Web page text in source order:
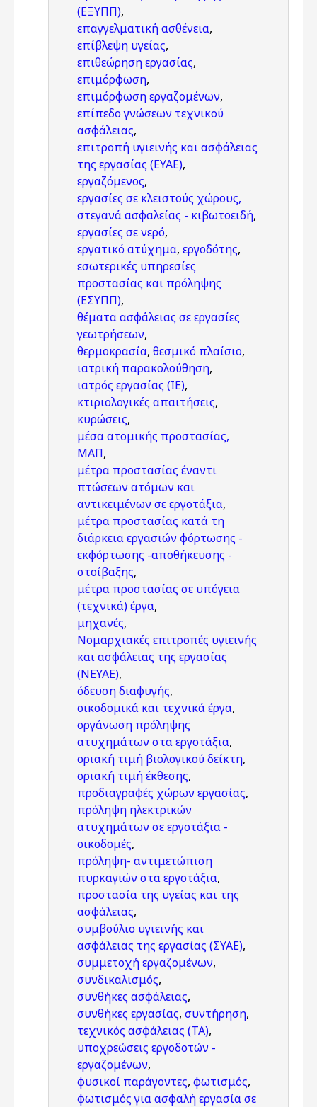
(ΕΞΥΠΠ),
επαγγελματική ασθένεια,
επίβλεψη υγείας,
επιθεώρηση εργασίας,
επιμόρφωση,
επιμόρφωση εργαζομένων,
επίπεδο γνώσεων τεχνικού
ασφάλειας,
επιτροπή υγιεινής και ασφάλειας
της εργασίας (ΕΥΑΕ),
εργαζόμενος,
εργασίες σε κλειστούς χώρους,
στεγανά ασφαλείας - κιβωτοειδή,
εργασίες σε νερό,
εργατικό ατύχημα, εργοδότης,
εσωτερικές υπηρεσίες
προστασίας και πρόληψης
(ΕΣΥΠΠ),
θέματα ασφάλειας σε εργασίες
γεωτρήσεων,
θερμοκρασία, θεσμικό πλαίσιο,
ιατρική παρακολούθηση,
ιατρός εργασίας (ΙΕ),
κτιριολογικές απαιτήσεις,
κυρώσεις,
μέσα ατομικής προστασίας,
ΜΑΠ,
μέτρα προστασίας έναντι
πτώσεων ατόμων και
αντικειμένων σε εργοτάξια,
μέτρα προστασίας κατά τη
διάρκεια εργασιών φόρτωσης -
εκφόρτωσης -αποθήκευσης -
στοίβαξης,
μέτρα προστασίας σε υπόγεια
(τεχνικά) έργα,
μηχανές,
Νομαρχιακές επιτροπές υγιεινής
και ασφάλειας της εργασίας
(ΝΕΥΑΕ),
όδευση διαφυγής,
οικοδομικά και τεχνικά έργα,
οργάνωση πρόληψης
ατυχημάτων στα εργοτάξια,
οριακή τιμή βιολογικού δείκτη,
οριακή τιμή έκθεσης,
προδιαγραφές χώρων εργασίας,
πρόληψη ηλεκτρικών
ατυχημάτων σε εργοτάξια -
οικοδομές,
πρόληψη- αντιμετώπιση
πυρκαγιών στα εργοτάξια,
προστασία της υγείας και της
ασφάλειας,
συμβούλιο υγιεινής και
ασφάλειας της εργασίας (ΣΥΑΕ),
συμμετοχή εργαζομένων,
συνδικαλισμός,
συνθήκες ασφάλειας,
συνθήκες εργασίας, συντήρηση,
τεχνικός ασφάλειας (ΤΑ),
υποχρεώσεις εργοδοτών -
εργαζομένων,
φυσικοί παράγοντες, φωτισμός,
φωτισμός για ασφαλή εργασία σε